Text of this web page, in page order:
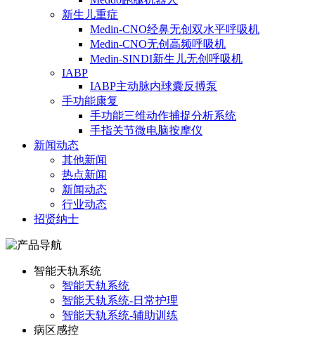
新生儿重症
Medin-CNO经鼻无创双水平呼吸机
Medin-CNO无创高频呼吸机
Medin-SINDI新生儿无创呼吸机
IABP
IABP主动脉内球囊反搏泵
手功能康复
手功能三维动作捕捉分析系统
手指关节微电脑按摩仪
新闻动态
其他新闻
热点新闻
新闻动态
行业动态
招贤纳士
智能天轨系统
智能天轨系统
智能天轨系统-日常护理
智能天轨系统-辅助训练
病区感控